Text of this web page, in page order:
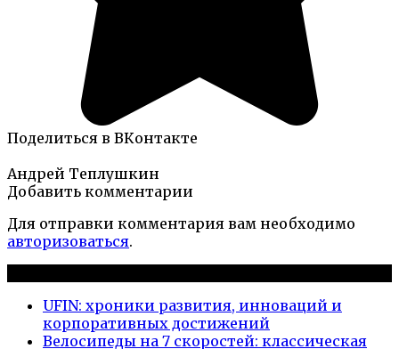
Поделиться в ВКонтакте
Андрей Теплушкин
Добавить комментарии
Для отправки комментария вам необходимо
авторизоваться.
UFIN: хроники развития, инноваций и
корпоративных достижений
Велосипеды на 7 скоростей: классическая